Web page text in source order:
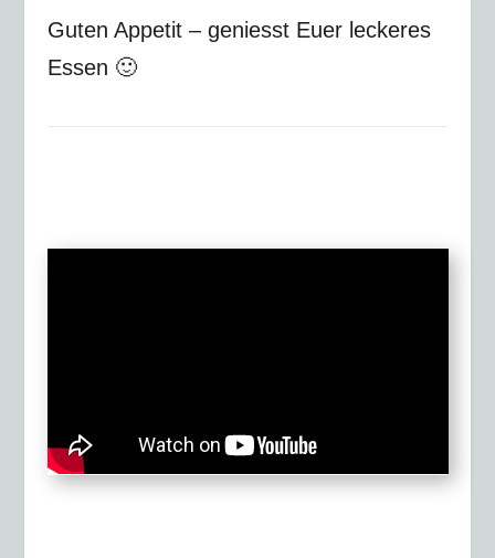
Guten Appetit – geniesst Euer leckeres
Essen 🙂